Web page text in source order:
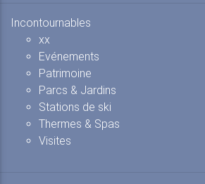
Incontournables
xx
Evénements
Patrimoine
Parcs & Jardins
Stations de ski
Thermes & Spas
Visites